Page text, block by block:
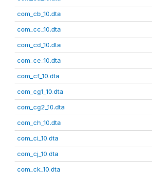
com_cb_10.dta
com_cc_10.dta
com_cd_10.dta
com_ce_10.dta
com_cf_10.dta
com_cg1_10.dta
com_cg2_10.dta
com_ch_10.dta
com_ci_10.dta
com_cj_10.dta
com_ck_10.dta